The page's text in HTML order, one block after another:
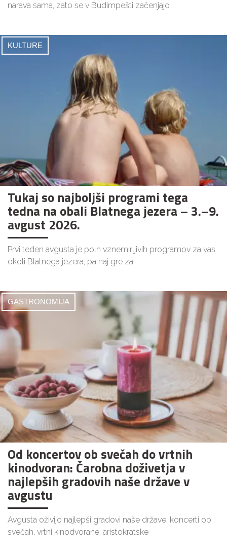
narava sama, zato se v Budimpešti začenjajo
KULTURE
Tukaj so najboljši programi tega
tedna na obali Blatnega jezera – 3.–9.
avgust 2026.
Prvi teden avgusta je poln vznemirljivih programov za vas
okoli Blatnega jezera, pa naj gre za
GASTRONOMIJA
Od koncertov ob svečah do vrtnih
kinodvoran: Čarobna doživetja v
najlepših gradovih naše države v
avgustu
Avgusta oživijo najlepši gradovi naše države: koncerti ob
svečah, vrtni kinodvorane, aristokratske